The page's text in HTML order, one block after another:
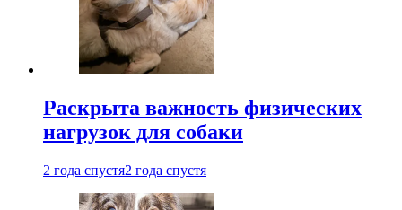
Раскрыта важность физических
нагрузок для собаки
2 года спустя2 года спустя